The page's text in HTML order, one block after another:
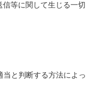
等に関して生じる一切
と判断する方法によっ